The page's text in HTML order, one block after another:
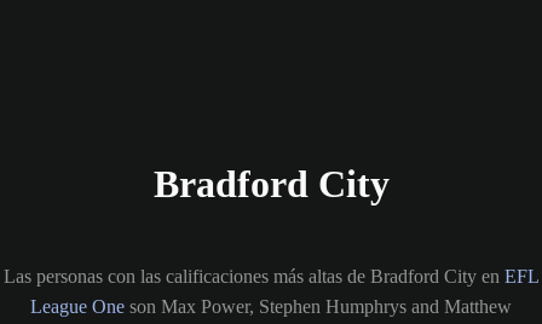
Bradford City
Las personas con las calificaciones más altas de Bradford City en EFL
League One son Max Power, Stephen Humphrys and Matthew